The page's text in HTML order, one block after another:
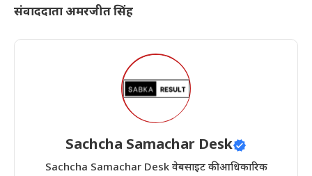
संवाददाता अमरजीत सिंह
Sachcha Samachar Desk
Sachcha Samachar Desk वेबसाइट की आधिकारिक